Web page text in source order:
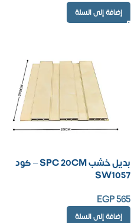
إضافة إلى السلة
بديل خشب SPC 20CM – كود
SW1057
EGP565
إضافة إلى السلة